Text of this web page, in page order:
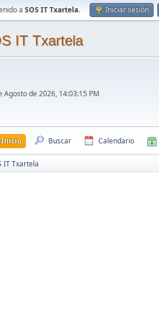
a SOS IT Txartela. Iniciar sesión
IT Txartela
Agosto de 2026, 14:03:15 PM
Inicio Buscar Calendario
IT Txartela